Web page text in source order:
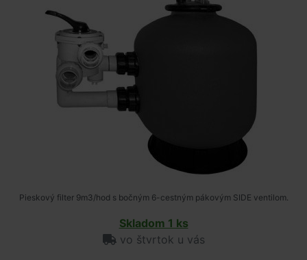
Pieskový filter 9m3/hod s bočným 6-cestným pákovým SIDE ventilom.
Skladom 1 ks
vo štvrtok u vás